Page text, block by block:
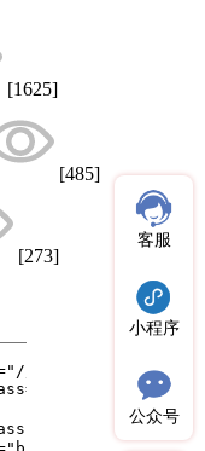
[1625]
[485]
[273]
客服
小程序
公众号